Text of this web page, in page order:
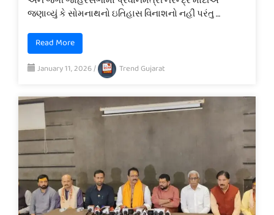
જણાવ્યું કે સોમનાથનો ઇતિહાસ વિનાશનો નહીં પરંતુ …
Read More
January 11, 2026/ Trend Gujarat